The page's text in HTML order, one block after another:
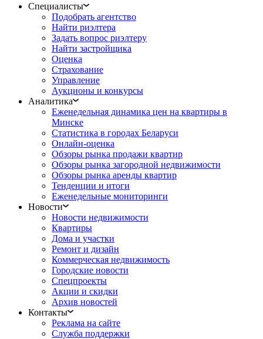
Специалисты
Подобрать агентство
Найти риэлтера
Задать вопрос риэлтеру
Найти застройщика
Оценка
Страхование
Управление
Аукционы и конкурсы
Аналитика
Еженедельная динамика цен на квартиры в
Минске
Статистика в городах Беларуси
Онлайн-оценка
Обзоры рынка продажи квартир
Обзоры рынка загородной недвижимости
Обзоры рынка аренды квартир
Тенденции и итоги
Еженедельные мониторинги
Новости
Новости недвижимости
Квартиры
Дома и участки
Ремонт и дизайн
Коммерческая недвижимость
Городские новости
Спецпроекты
Акции и скидки
Архив новостей
Контакты
Реклама на сайте
Служба поддержки